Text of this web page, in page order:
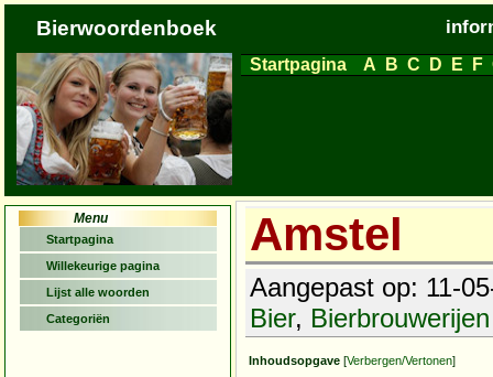
Bierwoordenboek
Startpagina A B C D E F
Menu
Startpagina
Willekeurige pagina
Lijst alle woorden
Categoriën
Amstel
Aangepast op: 11-
Bier, Bierbrouwerijen
Inhoudsopgave [Verbergen/Vertonen]